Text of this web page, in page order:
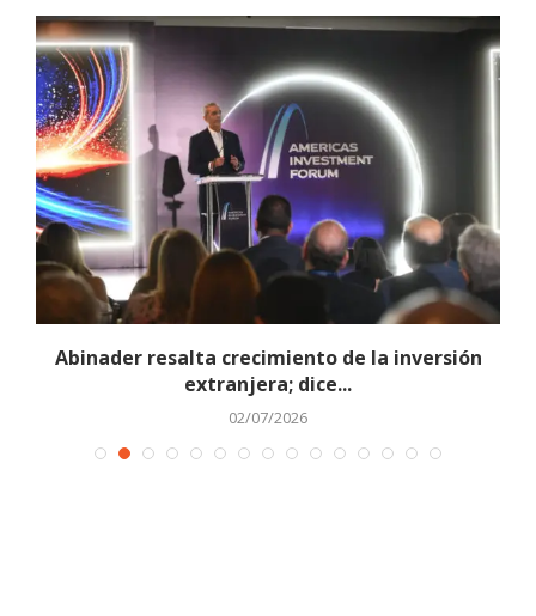
Abinader resalta crecimiento de la inversión
extranjera; dice...
02/07/2026